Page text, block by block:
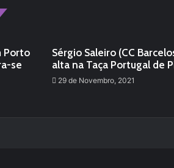
Porto
se
Sérgio Saleiro (CC
alta na Taça Portugal de
29 de Novembro, 2021